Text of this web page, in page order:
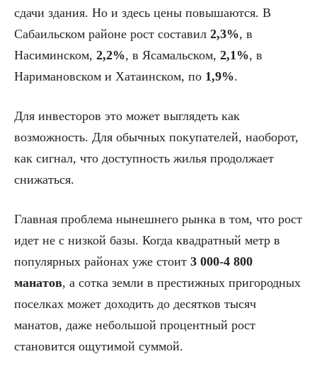
сдачи здания. Но и здесь цены повышаются. В
Сабаильском районе рост составил 2,3%, в
Насиминском, 2,2%, в Ясамальском, 2,1%, в
Наримановском и Хатаинском, по 1,9%.
Для инвесторов это может выглядеть как
возможность. Для обычных покупателей, наоборот,
как сигнал, что доступность жилья продолжает
снижаться.
Главная проблема нынешнего рынка в том, что рост
идет не с низкой базы. Когда квадратный метр в
популярных районах уже стоит 3 000-4 800
манатов, а сотка земли в престижных пригородных
поселках может доходить до десятков тысяч
манатов, даже небольшой процентный рост
становится ощутимой суммой.